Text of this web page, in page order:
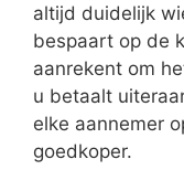
altijd duidelijk
bespaart op de
aanrekent om
u betaalt
elke aannemer
goedkoper.